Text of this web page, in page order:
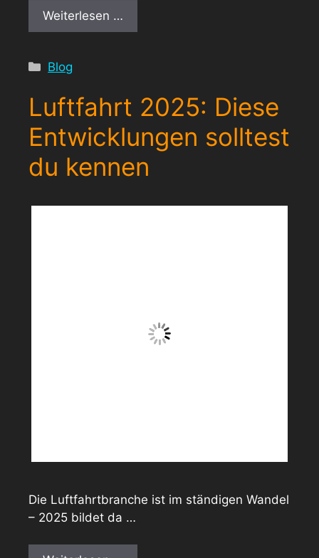
Weiterlesen …
Kategorien
Blog
Luftfahrt 2025: Diese
Entwicklungen solltest
du kennen
Die Luftfahrtbranche ist im ständigen Wandel
– 2025 bildet da …